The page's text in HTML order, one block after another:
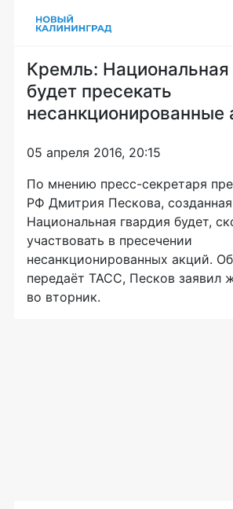
Кремль: Национальная
будет пресекать
несанкционированные
05 апреля 2016, 20:15
По мнению пресс-секретаря
РФ Дмитрия Пескова,
Национальная гвардия будет,
участвовать в пресечении
несанкционированных акций.
передаёт ТАСС, Песков заявил
во вторник.